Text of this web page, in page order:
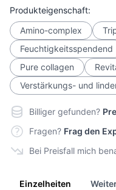
Produkteigenschaft:
Amino-complex
Feuchtigkeitsspendend
Pure collagen
Verstärkungs- und
Billiger gefunden?
Fragen? Frag den
Bei Preisfall mich
Einzelheiten